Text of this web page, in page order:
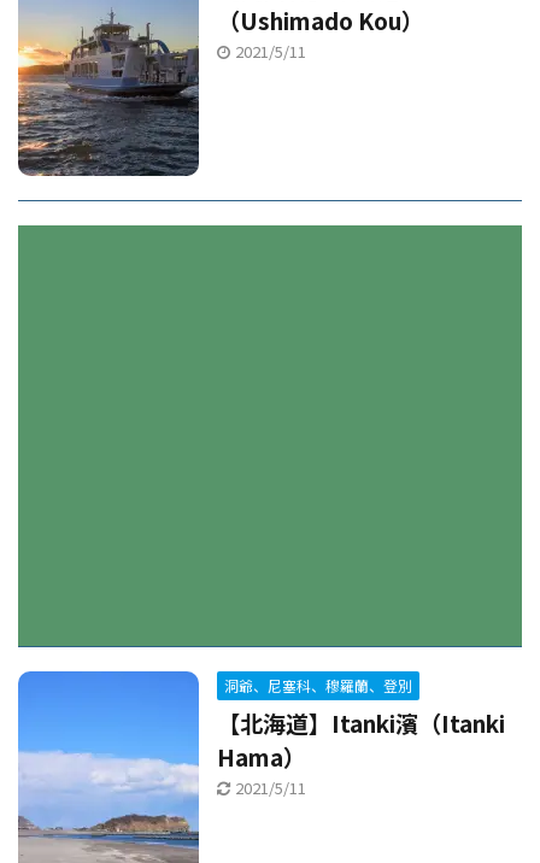
（Ushimado Kou）
2021/5/11
洞爺、尼塞科、穆羅蘭、登別
【北海道】Itanki濱（Itanki
Hama）
2021/5/11